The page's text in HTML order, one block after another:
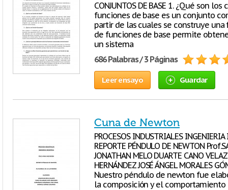
CONJUNTOS DE BASE 1. ¿Qué son
funciones de base es un conjunto
partir de las cuales se construye
de funciones de base permite
un sistema
686 Palabras / 3 Páginas
Leer ensayo Guardar
Cuna de Newton
PROCESOS INDUSTRIALES
REPORTE PÉNDULO DE NEWTON
JONATHAN MELO DUARTE CANO
HERNÁNDEZ JOSÉ ÁNGEL MORALES
Nuestro péndulo de newton fue
la composición y el comportamiento